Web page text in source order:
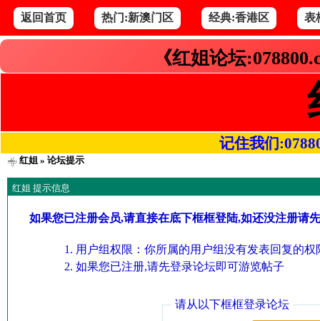
返回首页 热门:新澳门区 经典:香港区 表
《红姐论坛
记住我们
红姐» 论坛提示
红姐 提示信息
如果您已注册会员,请直接在底下框框登陆,如还没注册请
用户组权限：你所属的用户组没有发表回复的权
如果您已注册,请先登录论坛即可游览帖子
请从以下框框登录论坛